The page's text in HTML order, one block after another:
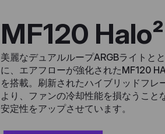
MF120 Halo²
美麗なデュアルループARGBライトと
に、エアフローが強化されたMF120
を搭載。刷新されたハイブリッドフレ
より、ファンの冷却性能を損なうこと
安定性をアップさせています。